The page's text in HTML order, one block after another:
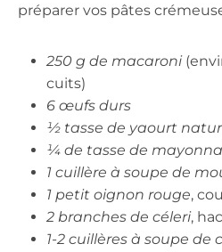
préparer vos pâtes
250 g de macaroni
cuits)
6 œufs durs
½ tasse de yaourt
¼ de tasse de
1 cuillère à soupe de
1 petit oignon rouge,
2 branches de céleri,
1-2 cuillères à soupe